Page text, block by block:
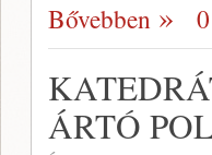
Bővebben
ÁRTÓ